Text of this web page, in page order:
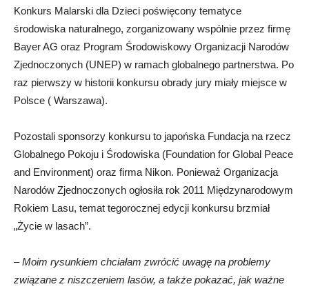
Konkurs Malarski dla Dzieci poświęcony tematyce
środowiska naturalnego, zorganizowany wspólnie przez firmę
Bayer AG oraz Program Środowiskowy Organizacji Narodów
Zjednoczonych (UNEP) w ramach globalnego partnerstwa. Po
raz pierwszy w historii konkursu obrady jury miały miejsce w
Polsce ( Warszawa).
Pozostali sponsorzy konkursu to japońska Fundacja na rzecz
Globalnego Pokoju i Środowiska (Foundation for Global Peace
and Environment) oraz firma Nikon. Ponieważ Organizacja
Narodów Zjednoczonych ogłosiła rok 2011 Międzynarodowym
Rokiem Lasu, temat tegorocznej edycji konkursu brzmiał
„Życie w lasach”.
–Moim rysunkiem chciałam zwrócić uwagę na problemy
związane z niszczeniem lasów, a także pokazać, jak ważne